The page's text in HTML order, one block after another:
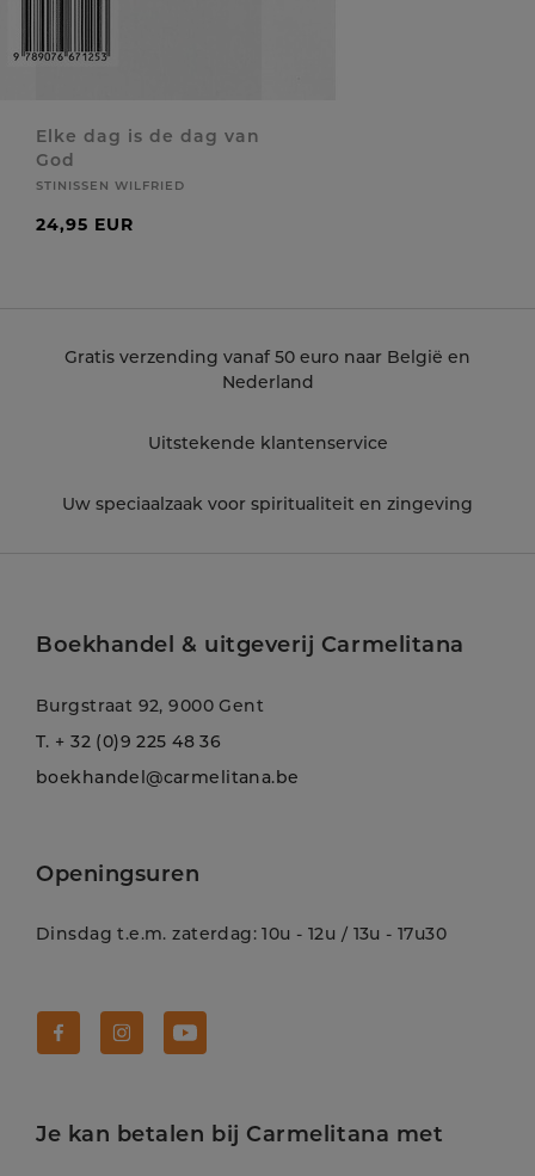
Elke dag is de dag van
God
STINISSEN WILFRIED
24,95 EUR
Gratis verzending vanaf 50 euro naar België en
Nederland
Uitstekende klantenservice
Uw speciaalzaak voor spiritualiteit en zingeving
Boekhandel & uitgeverij Carmelitana
Burgstraat 92, 9000 Gent
T. + 32 (0)9 225 48 36
boekhandel@carmelitana.be
Openingsuren
Dinsdag t.e.m. zaterdag: 10u - 12u / 13u - 17u30
Je kan betalen bij Carmelitana met